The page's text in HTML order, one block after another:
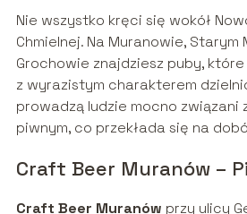
Nie wszystko kręci się wokół
Chmielnej. Na Muranowie, Starym
Grochowie znajdziesz puby,
z wyrazistym charakterem
prowadzą ludzie mocno związani
piwnym, co przekłada się na
Craft Beer Muranów –
Craft Beer Muranów przy ulicy